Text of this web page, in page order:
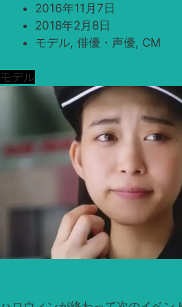
2016年11月7日
2018年2月8日
モデル, 俳優・声優, CM
モデル